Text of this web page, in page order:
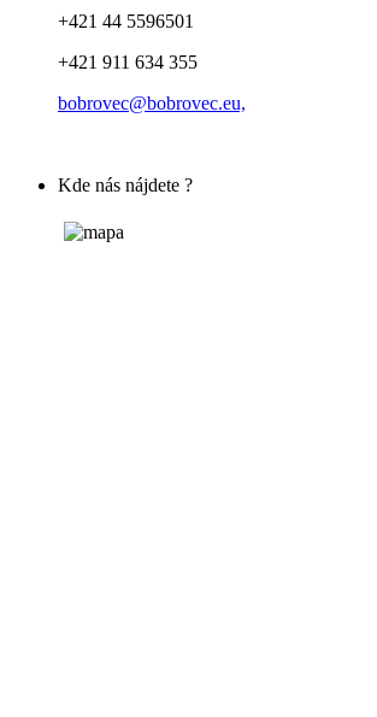
+421 44 5596501
+421 911 634 355
bobrovec@bobrovec.eu,
Kde nás nájdete ?